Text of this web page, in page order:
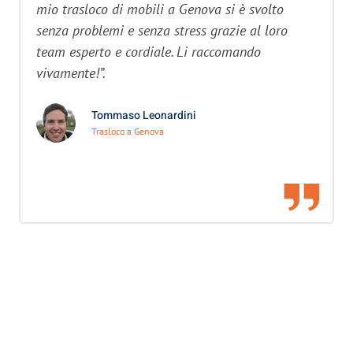
mio trasloco di mobili a Genova si è svolto
senza problemi e senza stress grazie al loro
team esperto e cordiale. Li raccomando
vivamente!”.
Tommaso Leonardini
Trasloco a Genova